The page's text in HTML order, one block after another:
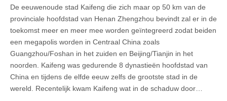
De eeuwenoude stad Kaifeng die zich maar op 50 km van de
provinciale hoofdstad van Henan Zhengzhou bevindt zal er in de
toekomst meer en meer mee worden geïntegreerd zodat beiden
een megapolis worden in Centraal China zoals
Guangzhou/Foshan in het zuiden en Beijing/Tianjin in het
noorden. Kaifeng was gedurende 8 dynastieën hoofdstad van
China en tijdens de elfde eeuw zelfs de grootste stad in de
wereld. Recentelijk kwam Kaifeng wat in de schaduw door…